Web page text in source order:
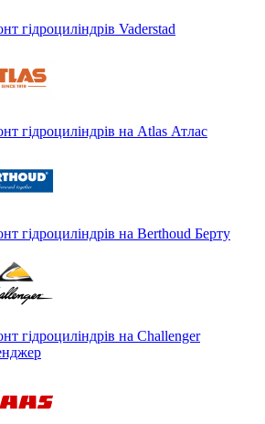
гідроциліндрів Vaderstad
гідроциліндрів на Atlas Атлас
гідроциліндрів на Berthoud Берту
гідроциліндрів на Challenger